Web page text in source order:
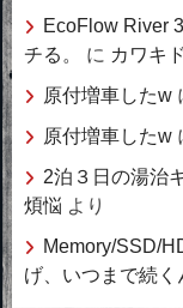
EcoFlow River
チる。
に カワキド
原付増車したw
原付増車したw
2泊３日の湯治
煩悩 より
Memory/SSD/
げ、いつまで続く